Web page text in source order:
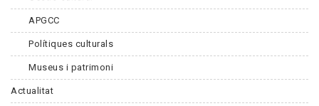
APGCC
Polítiques culturals
Museus i patrimoni
Actualitat